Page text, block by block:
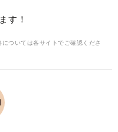
す！
ついては各サイトでご確認くださ